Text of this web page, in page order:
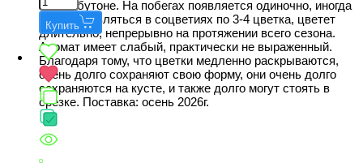
одном бутоне. На побегах появляется одиночно, иногда
может появляться в соцветиях по 3-4 цветка, цветет
длительно, непрерывно на протяжении всего сезона.
Аромат имеет слабый, практически не выраженный.
Благодаря тому, что цветки медленно раскрываются,
очень долго сохраняют свою форму, они очень долго
сохраняются на кусте, и также долго могут стоять в
срезке. Поставка: осень 2026г.
Купить